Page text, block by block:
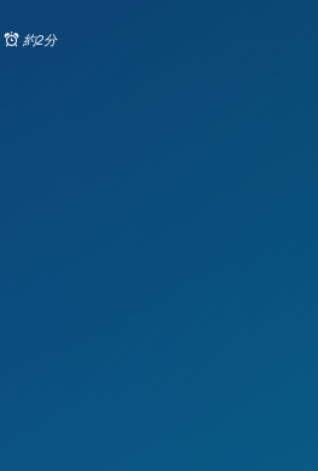
約2分